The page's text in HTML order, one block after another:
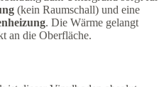
(kein Raumschall) und eine
. Die Wärme gelangt
an die Oberfläche.